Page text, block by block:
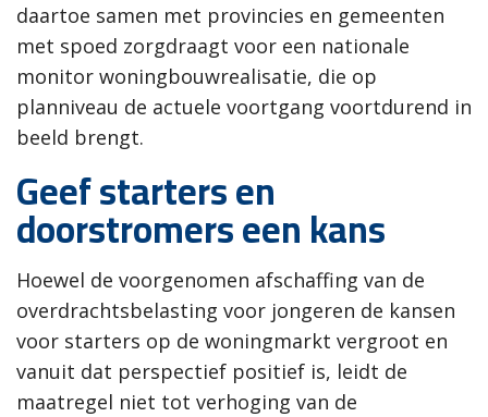
daartoe samen met provincies en gemeenten
met spoed zorgdraagt voor een nationale
monitor woningbouwrealisatie, die op
planniveau de actuele voortgang voortdurend in
beeld brengt.
Geef starters en
doorstromers een kans
Hoewel de voorgenomen afschaffing van de
overdrachtsbelasting voor jongeren de kansen
voor starters op de woningmarkt vergroot en
vanuit dat perspectief positief is, leidt de
maatregel niet tot verhoging van de